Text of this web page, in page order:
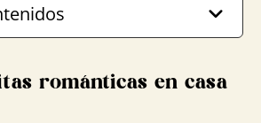
románticas en casa